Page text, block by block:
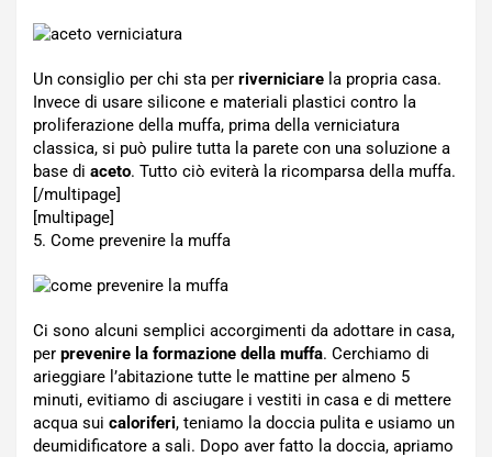
Un consiglio per chi sta per riverniciare la propria casa.
Invece di usare silicone e materiali plastici contro la
proliferazione della muffa, prima della verniciatura
classica, si può pulire tutta la parete con una soluzione a
base di aceto. Tutto ciò eviterà la ricomparsa della muffa.
[/multipage]
[multipage]
5. Come prevenire la muffa
Ci sono alcuni semplici accorgimenti da adottare in casa,
per prevenire la formazione della muffa. Cerchiamo di
arieggiare l’abitazione tutte le mattine per almeno 5
minuti, evitiamo di asciugare i vestiti in casa e di mettere
acqua sui caloriferi, teniamo la doccia pulita e usiamo un
deumidificatore a sali. Dopo aver fatto la doccia, apriamo